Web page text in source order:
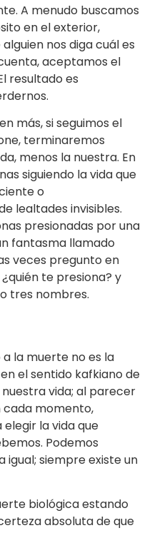
A menudo buscamos
en el exterior,
nos diga cuál es
aceptamos el
resultado es
más, si seguimos el
terminaremos
menos la nuestra. En
siguiendo la vida que
o
lealtades invisibles.
presionadas por una
fantasma llamado
veces pregunto en
te presiona? y
tres nombres.
la muerte no es la
el sentido kafkiano de
vida; al parecer
cada momento,
la vida que
Podemos
igual; siempre existe un
biológica estando
absoluta de que